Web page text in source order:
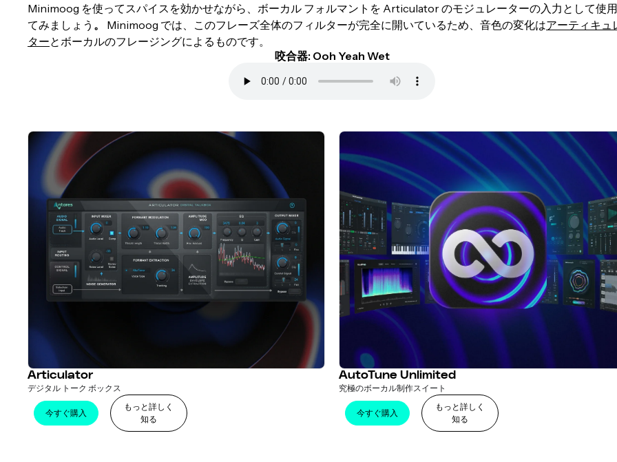
Minimoog を使ってスパイスを効かせながら、ボーカル フォルマントを Articulator のモジュレーターの入力として使
てみましょう 。 Minimoog では、このフレーズ全体のフィルターが完全に開いているため、音色の変化はアーティキュ
ターとボーカルのフレージングによるものです。
咬合器: Ooh Yeah Wet
Articulator
デジタル トーク ボックス
今すぐ購入
もっと詳しく
知る
AutoTune Unlimited
究極のボーカル制作スイート
今すぐ購入
もっと詳しく
知る